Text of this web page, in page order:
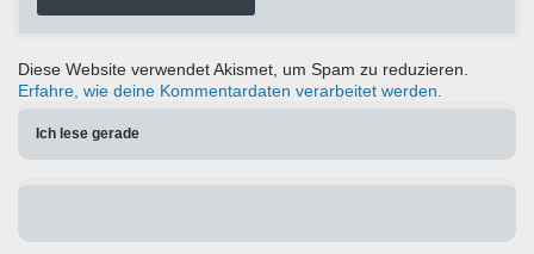
Diese Website verwendet Akismet, um Spam zu reduzieren.
Erfahre, wie deine Kommentardaten verarbeitet werden.
Ich lese gerade